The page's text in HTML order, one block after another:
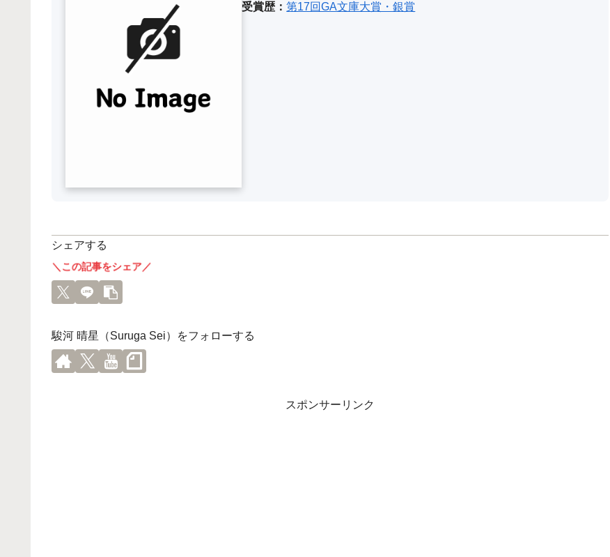
受賞歴：第17回GA文庫大賞・銀賞
シェアする
＼この記事をシェア／
駿河 晴星（Suruga Sei）をフォローする
スポンサーリンク